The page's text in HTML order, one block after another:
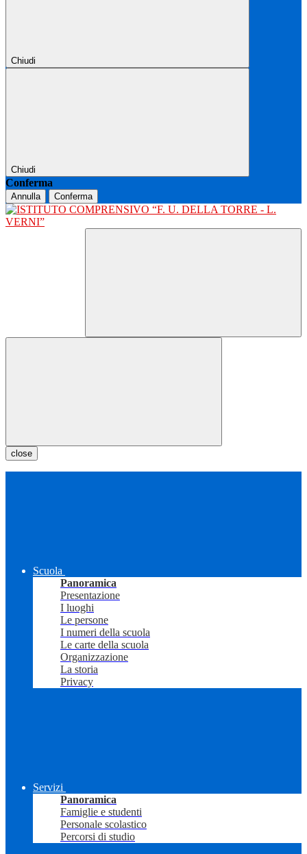
Chiudi
Chiudi
Conferma
Annulla Conferma
close
Scuola
Panoramica
Presentazione
I luoghi
Le persone
I numeri della scuola
Le carte della scuola
Organizzazione
La storia
Privacy
Servizi
Panoramica
Famiglie e studenti
Personale scolastico
Percorsi di studio